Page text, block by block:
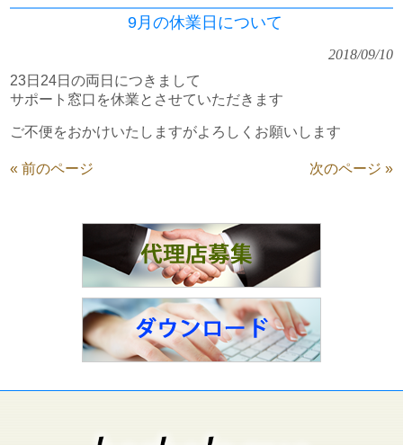
9月の休業日について
2018/09/10
23日24日の両日につきまして
サポート窓口を休業とさせていただきます
ご不便をおかけいたしますがよろしくお願いします
« 前のページ 次のページ »